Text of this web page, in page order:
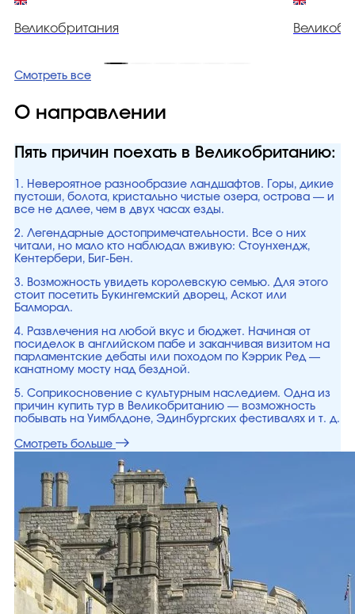
Великобритания
Смотреть все
О направлении
Пять причин поехать в Великобританию:
1. Невероятное разнообразие ландшафтов. Горы, дикие
пустоши, болота, кристально чистые озера, острова — и
все не далее, чем в двух часах езды.
2. Легендарные достопримечательности. Все о них
читали, но мало кто наблюдал вживую: Стоунхендж,
Кентербери, Биг-Бен.
3. Возможность увидеть королевскую семью. Для этого
стоит посетить Букингемский дворец, Аскот или
Балморал.
4. Развлечения на любой вкус и бюджет. Начиная от
посиделок в английском пабе и заканчивая визитом на
парламентские дебаты или походом по Кэррик Ред —
канатному мосту над бездной.
5. Соприкосновение с культурным наследием. Одна из
причин купить тур в Великобританию — возможность
побывать на Уимблдоне, Эдинбургских фестивалях и т. д.
Смотреть больше